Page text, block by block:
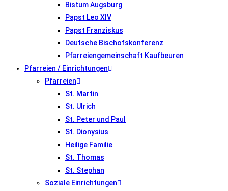
Bistum Augsburg
Papst Leo XIV
Papst Franziskus
Deutsche Bischofskonferenz
Pfarreiengemeinschaft Kaufbeuren
Pfarreien / Einrichtungen
Pfarreien
St. Martin
St. Ulrich
St. Peter und Paul
St. Dionysius
Heilige Familie
St. Thomas
St. Stephan
Soziale Einrichtungen